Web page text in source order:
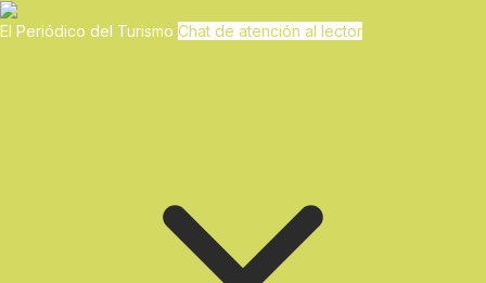
El Periódico del Turismo Chat de atención al lector